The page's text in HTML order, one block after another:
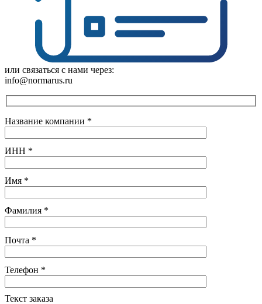
или связаться с нами через:
info@normarus.ru
Название компании *
ИНН *
Имя *
Фамилия *
Почта *
Телефон *
Текст заказа